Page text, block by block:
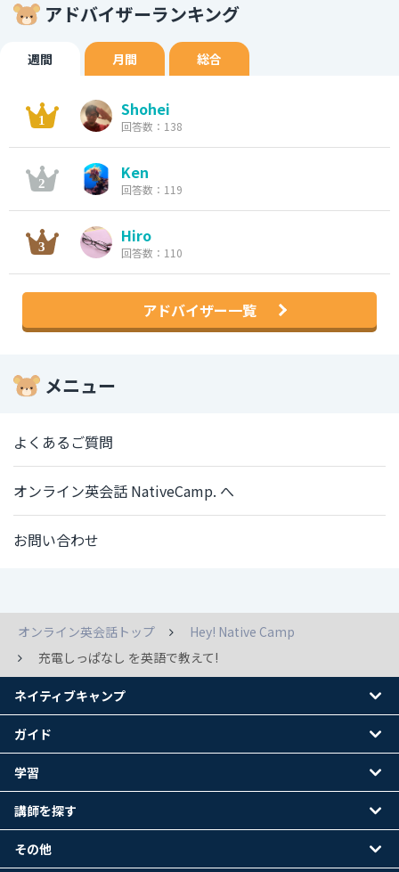
アドバイザーランキング
週間 月間 総合
Shohei
回答数：138
Ken
回答数：119
Hiro
回答数：110
アドバイザー一覧
メニュー
よくあるご質問
オンライン英会話 NativeCamp. へ
お問い合わせ
オンライン英会話トップ
Hey! Native Camp
充電しっぱなし を英語で教えて!
ネイティブキャンプ
ガイド
学習
講師を探す
その他